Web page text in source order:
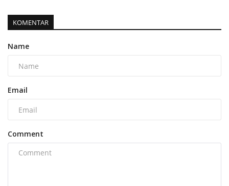
KOMENTAR
Name
Email
Comment